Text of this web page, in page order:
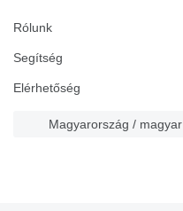
Rólunk
Segítség
Elérhetőség
Magyarország / magyar